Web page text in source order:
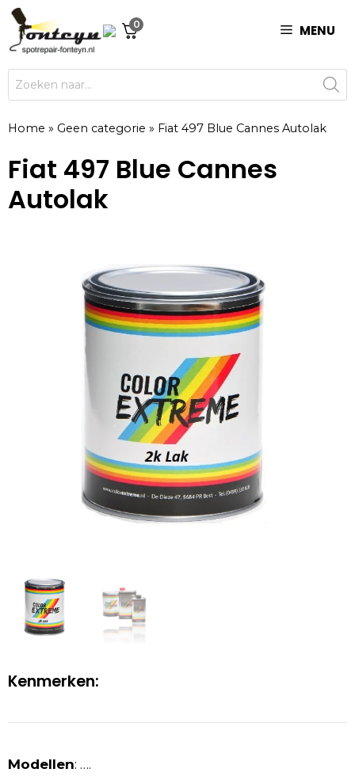
Ga
naar
de
inhoud
0 MENU
Producten
zoeken
Home » Geen categorie » Fiat 497 Blue Cannes Autolak
Fiat 497 Blue Cannes
Autolak
Kenmerken:
Modellen: ….